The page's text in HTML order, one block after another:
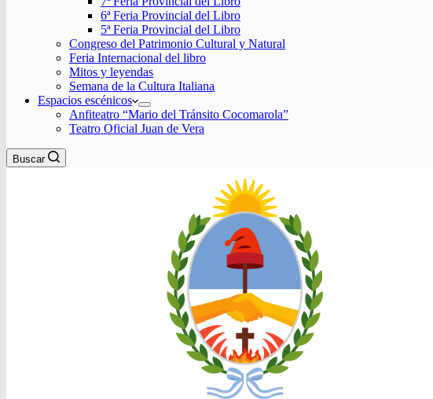
6ª Feria Provincial del Libro
5ª Feria Provincial del Libro
Congreso del Patrimonio Cultural y Natural
Feria Internacional del libro
Mitos y leyendas
Semana de la Cultura Italiana
Espacios escénicos
Anfiteatro “Mario del Tránsito Cocomarola”
Teatro Oficial Juan de Vera
Buscar